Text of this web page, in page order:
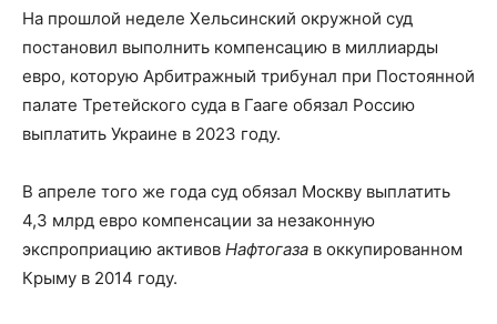
На прошлой неделе Хельсинский окружной суд
постановил выполнить компенсацию в миллиарды
евро, которую Арбитражный трибунал при Постоянной
палате Третейского суда в Гааге обязал Россию
выплатить Украине в 2023 году.
В апреле того же года суд обязал Москву выплатить
4,3 млрд евро компенсации за незаконную
экспроприацию активов Нафтогаза в оккупированном
Крыму в 2014 году.